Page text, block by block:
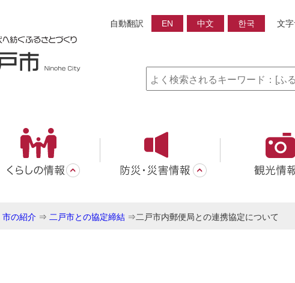
自動翻訳 EN 中文 한국 文
市の紹介 ⇒ 二戸市との協定締結 ⇒二戸市内郵便局との連携協定について